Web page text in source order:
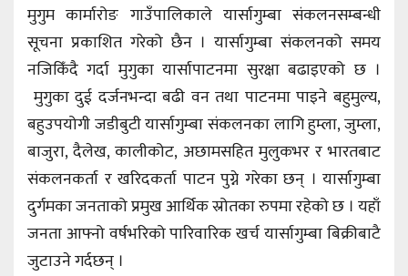
मुगुम कार्मारोङ गाउँपालिकाले यार्सागुम्बा संकलनसम्बन्धी
सूचना प्रकाशित गरेको छैन । यार्सागुम्बा संकलनको समय
नजिकिँदै गर्दा मुगुका यार्सापाटनमा सुरक्षा बढाइएको छ ।
मुगुका दुई दर्जनभन्दा बढी वन तथा पाटनमा पाइने बहुमुल्य,
बहुउपयोगी जडीबुटी यार्सागुम्बा संकलनका लागि हुम्ला, जुम्ला,
बाजुरा, दैलेख, कालीकोट, अछामसहित मुलुकभर र भारतबाट
संकलनकर्ता र खरिदकर्ता पाटन पुग्ने गरेका छन् । यार्सागुम्बा
दुर्गमका जनताको प्रमुख आर्थिक स्रोतका रुपमा रहेको छ । यहाँ
जनता आफ्नो वर्षभरिको पारिवारिक खर्च यार्सागुम्बा बिक्रीबाटै
जुटाउने गर्दछन् ।